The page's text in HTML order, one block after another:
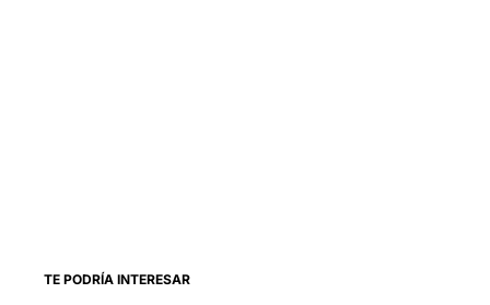
TE PODRÍA INTERESAR